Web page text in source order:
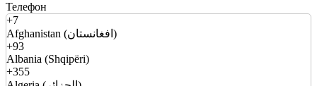
Телефон
+7
Afghanistan (افغانستان)
+93
Albania (Shqipëri)
+355